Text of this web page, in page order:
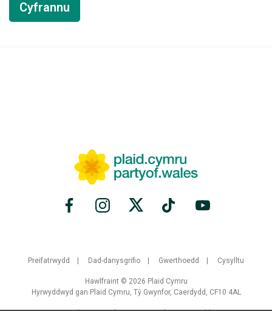
Preifatrwydd Dad-danysgrifio Gwerthoedd Cysylltu
Hawlfraint © 2026 Plaid Cymru
Hyrwyddwyd gan Plaid Cymru, Tŷ Gwynfor, Caerdydd, CF10 4AL